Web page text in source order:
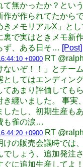
て無かったか？とい
作が作られてたから
きメモリアルX」と
裏で実はときメモ新
ず、ある日そ… [Post]
+0900 RT
ないぞ！！」とチー
としてはエンディン
てあまり評価しても
き纏いました。 事実
したし、初期生産も
も雀の涙…
+0900 RT
けの販売会議時では
でしょう、追加発注
ぐに追加生産してよ